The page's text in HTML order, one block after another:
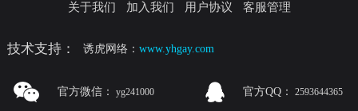
关于我们 加入我们 用户协议 客服管理
技术支持： 诱虎网络：www.yhgay.com
官方微信： yg241000 官方QQ： 2593644365